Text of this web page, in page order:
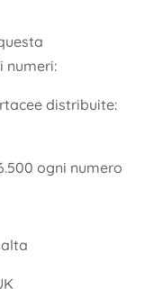
numeri:
distribuite:
ogni numero